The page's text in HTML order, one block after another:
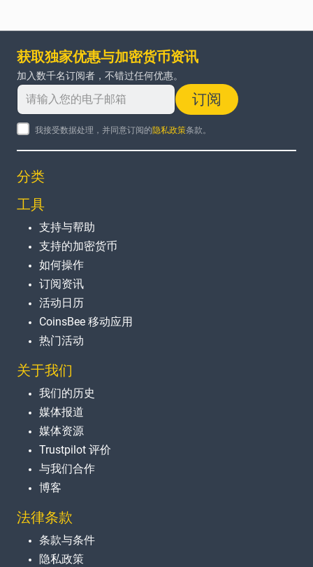
获取独家优惠与加密货币资讯
加入数千名订阅者，不错过任何优惠。
订阅
我接受数据处理，并同意订阅的隐私政策条款。
分类
工具
支持与帮助
支持的加密货币
如何操作
订阅资讯
活动日历
CoinsBee 移动应用
热门活动
关于我们
我们的历史
媒体报道
媒体资源
Trustpilot 评价
与我们合作
博客
法律条款
条款与条件
隐私政策